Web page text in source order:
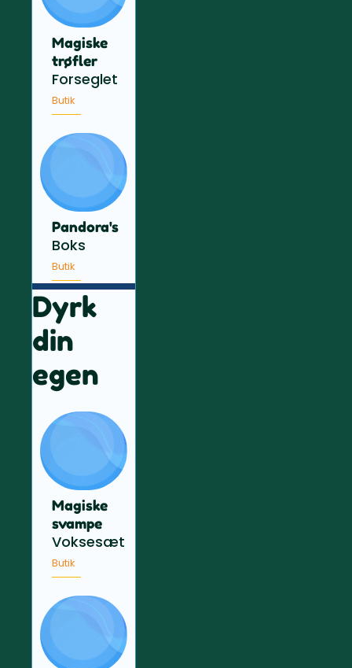
Magiske
trøfler
Forseglet
Butik
Pandora's
Boks
Butik
Dyrk
din
egen
Magiske
svampe
Voksesæt
Butik